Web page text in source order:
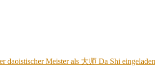
daoistischer Meister als 大师 Da Shi